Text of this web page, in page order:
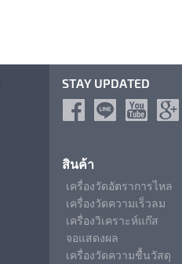
STAY UPDATED
สินค้า
เครื่องวัดอัตราการไหล
เครื่องวัดความเร็วลม
เครื่องวิเคราะห์แก๊ส
จอแสดงผล
เครื่องวัดความชื้นวัสดุ